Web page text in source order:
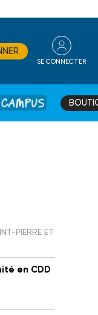
SE CONNECTER
CAMPUS
PIERRE ET
en CDD